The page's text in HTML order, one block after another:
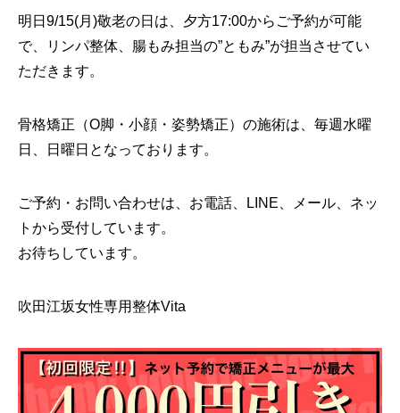
明日9/15(月)敬老の日は、夕方17:00からご予約が可能
で、リンパ整体、腸もみ担当の”ともみ”が担当させてい
ただきます。
骨格矯正（O脚・小顔・姿勢矯正）の施術は、毎週水曜
日、日曜日となっております。
ご予約・お問い合わせは、お電話、LINE、メール、ネッ
トから受付しています。
お待ちしています。
吹田江坂女性専用整体Vita